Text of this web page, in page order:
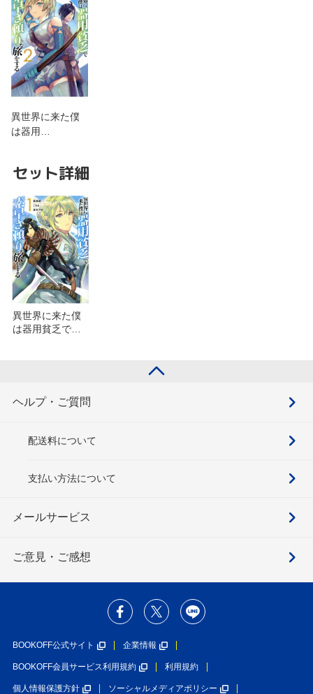
異世界に来た僕
は器用…
セット詳細
異世界に来た僕
は器用貧乏で素
ヘルプ・ご質問
配送料について
支払い方法について
メールサービス
ご意見・ご感想
BOOKOFF公式サイト 企業情報
BOOKOFF会員サービス利用規約 利用規約
個人情報保護方針 ソーシャルメディアポリシー